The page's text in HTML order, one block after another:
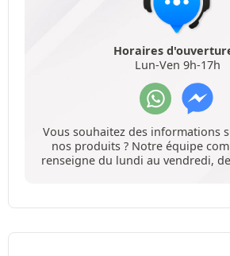
Horaires
Lun-Ven 9h-17h
Vous souhaitez des informations
nos produits ? Notre équipe
renseigne du lundi au vendredi,